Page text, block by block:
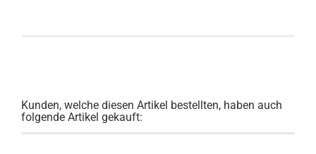
Kunden, welche diesen Artikel bestellten, haben auch
folgende Artikel gekauft: